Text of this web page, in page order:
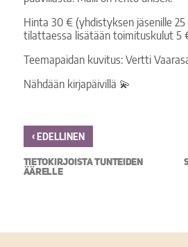
Hinta 30 € (yhdistyksen jäsenille
tilattaessa lisätään toimituskulut 5
Teemapaidan kuvitus: Vertti
Nähdään kirjapäivillä 💫
‹EDELLINEN
TIETOKIRJOISTA TUNTEIDEN
ÄÄRELLE